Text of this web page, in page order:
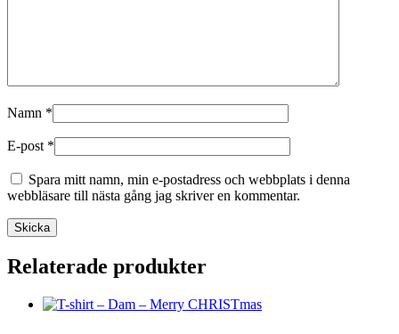
Namn *
E-post *
Spara mitt namn, min e-postadress och webbplats i denna
webbläsare till nästa gång jag skriver en kommentar.
Relaterade produkter